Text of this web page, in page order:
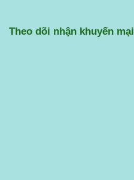
Theo dõi nhận khuyến mại